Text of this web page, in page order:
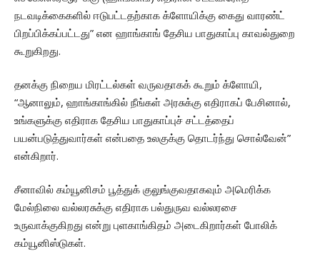
நடவடிக்கைகளில் ஈடுபட்டதற்காக க்ளோயிக்கு கைது வாரண்ட்
பிறப்பிக்கப்பட்டது” என ஹாங்காங் தேசிய பாதுகாப்பு காவல்துறை
கூறுகிறது.
தனக்கு நிறைய மிரட்டல்கள் வருவதாகக் கூறும் க்ளோயி,
“ஆனாலும், ஹாங்காங்கில் நீங்கள் அரசுக்கு எதிராகப் பேசினால்,
உங்களுக்கு எதிராக தேசிய பாதுகாப்புச் சட்டத்தைப்
பயன்படுத்துவார்கள் என்பதை உலகுக்கு தொடர்ந்து சொல்வேன்”
என்கிறார்.
சீனாவில் கம்யூனிசம் பூத்துக் குலுங்குவதாகவும் அமெரிக்க
மேல்நிலை வல்லரசுக்கு எதிராக பல்துருவ வல்லரசை
உருவாக்குகிறது என்று புளகாங்கிதம் அடைகிறார்கள் போலிக்
கம்யூனிஸ்டுகள்.